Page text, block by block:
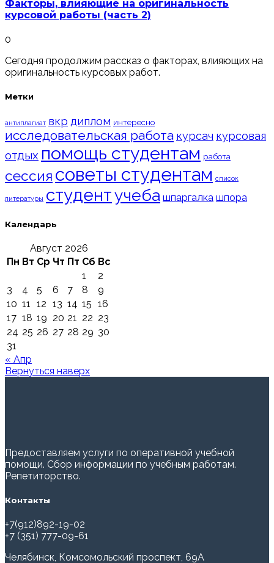
Факторы, влияющие на оригинальность
курсовой работы (часть 2)
0
Сегодня продолжим рассказ о факторах, влияющих на
оригинальность курсовых работ.
Метки
антиплагиат вкр диплом интересно
исследовательская работа курсач курсовая
отдых помощь студентам работа
сессия советы студентам список
литературы студентучеба шпаргалка шпора
Календарь
Август 2026
Пн Вт Ср Чт Пт Сб Вс
1
2
3
4 5 6 7 8
9
10 11 12 13 14 15 16
17 18 19 20 21 22 23
24 25 26 27 28 29 30
31
« Апр
Вернуться наверх
Предоставляем услуги по оперативной учебной
помощи. Сбор информации по учебным работам.
Репетиторство.
Контакты
+7(912)892-19-02
+7 (351) 777-09-61
Челябинск, Комсомольский проспект, 69А